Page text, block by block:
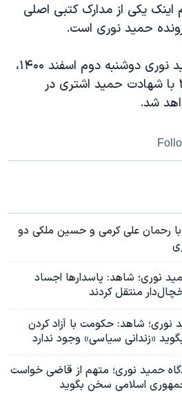
سیاه کشتار ۶۷ هم اینک یکی از مدارک کتبی اصلی
حمید نوری است.
جلسه بعدی دادگاه حمید نوری دوشنبه دوم اسفند ۱۴۰۰،
بیست و یکم فوریه ۲۰۲۱ با شهادت حمید اشتری در
شد.
رحمان علی کرمی و حسین ملکی دو
نوری؛ شاهد: پاسدارها اجساد
منتقل کردند
شاهد: حکومت با آزاد کردن
«زندانی سیاسی» وجود ندارد
حمید نوری؛ متهم از قاضی خواست
اسلامی سخن بگوید